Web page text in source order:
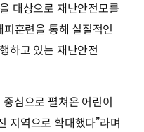
대상으로 재난안전모를
훈련을 통해 실질적인
하고 있는 재난안전
심으로 펼쳐온 어린이
지역으로 확대했다”라며